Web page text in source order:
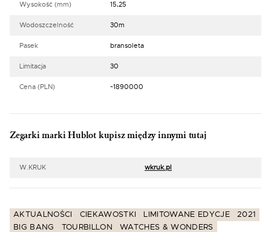
Wysokość (mm) 15,25
Wodoszczelność 30m
Pasek bransoleta
Limitacja 30
Cena (PLN) ~1890000
Zegarki marki Hublot kupisz między innymi tutaj
W.KRUK wkruk.pl
AKTUALNOŚCI CIEKAWOSTKI LIMITOWANE EDYCJE
2021
BIG BANG
TOURBILLON WATCHES & WONDERS